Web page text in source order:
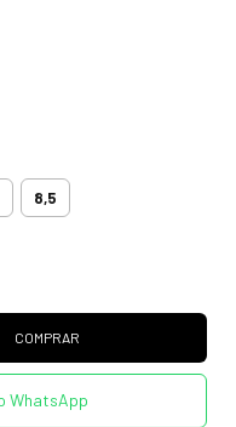
8,5
WhatsApp